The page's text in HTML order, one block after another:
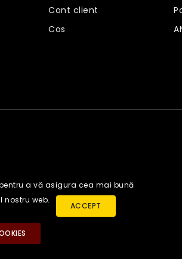
Cont client
Cos
a vă asigura cea mai bună
nostru web.
ACCEPT